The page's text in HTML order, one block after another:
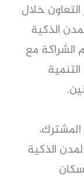
خلال
الذكية
الشراكة مع
الذكية